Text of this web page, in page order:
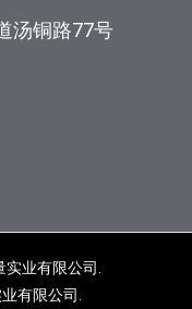
汤铜路77号
业有限公司.
有限公司.